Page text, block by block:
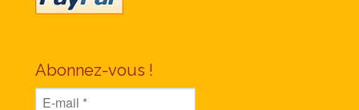
Abonnez-vous !